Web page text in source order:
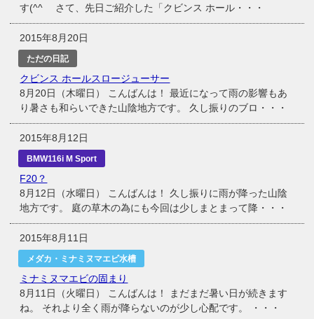
す(^^ゞ さて、先日ご紹介した「クビンス ホール・・・
2015年8月20日
ただの日記
クビンス ホールスロージューサー
8月20日（木曜日） こんばんは！ 最近になって雨の影響もあ
り暑さも和らいできた山陰地方です。 久し振りのブロ・・・
2015年8月12日
BMW116i M Sport
F20？
8月12日（水曜日） こんばんは！ 久し振りに雨が降った山陰
地方です。 庭の草木の為にも今回は少しまとまって降・・・
2015年8月11日
メダカ・ミナミヌマエビ水槽
ミナミヌマエビの固まり
8月11日（火曜日） こんばんは！ まだまだ暑い日が続きます
ね。 それより全く雨が降らないのが少し心配です。 ・・・